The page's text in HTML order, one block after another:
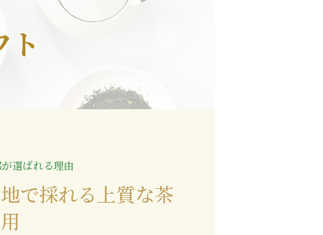
選ばれる理由
で採れる上質な茶